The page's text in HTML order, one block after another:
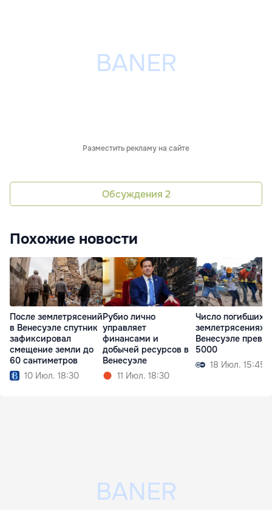
Разместить рекламу на сайте
Обсуждения 2
Похожие новости
После землетрясений
в Венесуэле спутник
зафиксировал
смещение земли до
60 сантиметров
10 Июл. 18:30
Рубио лично
управляет
финансами и
добычей ресурсов в
Венесуэле
11 Июл. 18:30
Число погибших
землетрясениях в
Венесуэле
5000
18 Июл. 15:45